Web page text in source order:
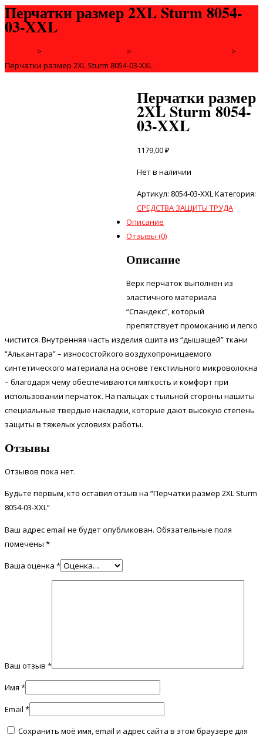
Перчатки размер 2XL Sturm 8054-
03-XXL
> >
>
Перчатки размер 2XL Sturm 8054-03-XXL
Перчатки размер
2XL Sturm 8054-
03-XXL
1179,00₽
Нет в наличии
Артикул: 8054-03-XXLКатегория:
СРЕДСТВА ЗАЩИТЫ ТРУДА
Описание
Отзывы (0)
Описание
Верх перчаток выполнен из
эластичного материала
“Спандекс”, который
препятствует промоканию и легко
чистится. Внутренняя часть изделия сшита из “дышащей” ткани
“Алькантара” – износостойкого воздухопроницаемого
синтетического материала на основе текстильного микроволокна
– благодаря чему обеспечиваются мягкость и комфорт при
использовании перчаток. На пальцах с тыльной стороны нашиты
специальные твердые накладки, которые дают высокую степень
защиты в тяжелых условиях работы.
Отзывы
Отзывов пока нет.
Будьте первым, кто оставил отзыв на “Перчатки размер 2XL Sturm
8054-03-XXL”
Ваш адрес email не будет опубликован. Обязательные поля
помечены *
Ваша оценка *
Ваш отзыв *
Имя *
Email *
Сохранить моё имя, email и адрес сайта в этом браузере для